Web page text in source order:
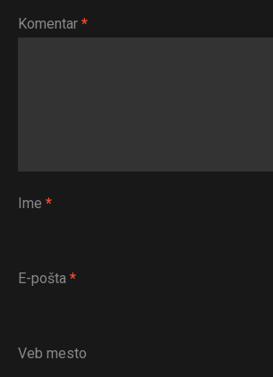
Komentar *
Ime *
E-pošta *
Veb mesto